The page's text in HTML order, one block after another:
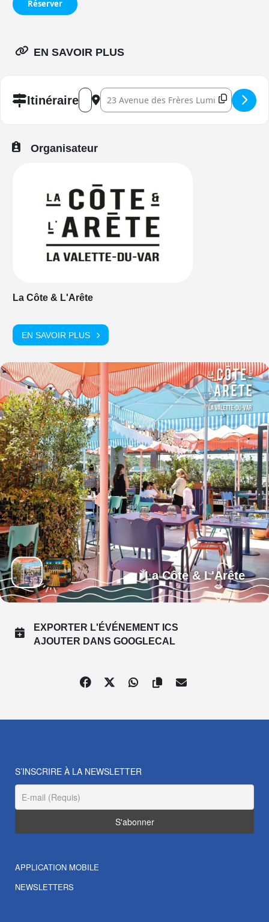
Réserver
EN SAVOIR PLUS
ItinéraireAddress - Dancefloor sur le Rooftop []
Destination Address - Dancefloor sur le
Organisateur
La Côte & L'Arête
EN SAVOIR PLUS
La Côte & L'Arête
EXPORTER L'ÉVÉNEMENT ICS
AJOUTER DANS GOOGLECAL
S’INSCRIRE À LA NEWSLETTER
APPLICATION MOBILE
NEWSLETTERS